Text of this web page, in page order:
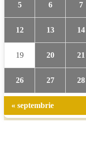
5 6 7
12 13 14
19 20 21
26 27 28
« septembrie